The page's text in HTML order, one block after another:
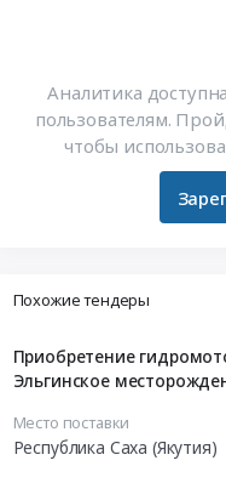
Аналитика
пользователям.
чтобы
Похожие тендеры
Приобретение
Эльгинское
Место поставки
Республика Саха (Якутия)